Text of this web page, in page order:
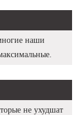
наши
не ухудшат